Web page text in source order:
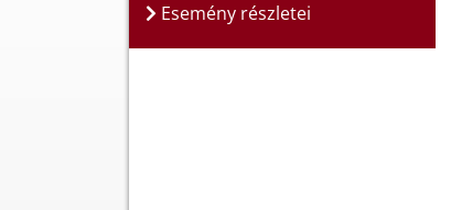
Esemény részletei